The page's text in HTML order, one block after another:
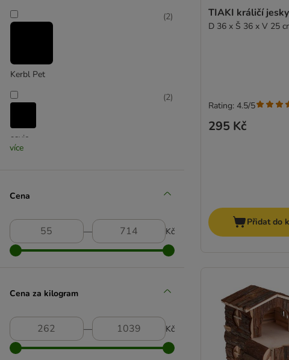
Kerbl Pet
(2)
savic
(2)
SnuggleSafe
TIAKI
(4)
více
Cena
― Kč
Cena za kilogram
― Kč
TIAKI králičí
D 36 x Š 36 x V 25
295 Kč
Rating: 4.5/5
Přidat do